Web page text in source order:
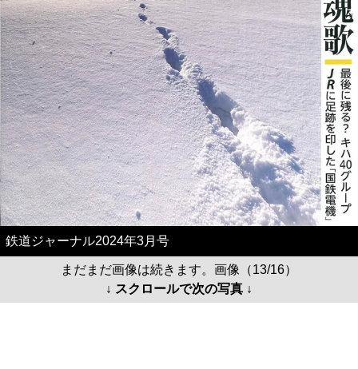
鉄道ジャーナル2024年3月号
まだまだ画像は続きます。画像（13/16）
↓ スクロールで次の写真 ↓